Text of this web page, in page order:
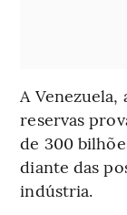
A
reservas
de 300
diante das
indústria.